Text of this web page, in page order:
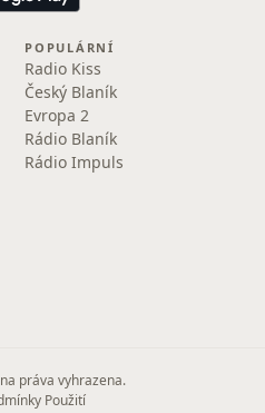
POPULÁRNÍ
Radio Kiss
Český Blaník
Evropa 2
Rádio Blaník
Rádio Impuls
práva vyhrazena.
Použití